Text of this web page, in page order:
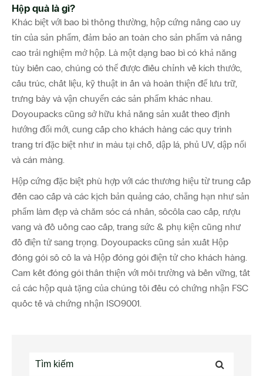
Hộp quà là gì?
Khác biệt với bao bì thông thường, hộp cứng nâng cao uy
tín của sản phẩm, đảm bảo an toàn cho sản phẩm và nâng
cao trải nghiệm mở hộp. Là một dạng bao bì có khả năng
tùy biến cao, chúng có thể được điều chỉnh về kích thước,
cấu trúc, chất liệu, kỹ thuật in ấn và hoàn thiện để lưu trữ,
trưng bày và vận chuyển các sản phẩm khác nhau.
Doyoupacks cũng sở hữu khả năng sản xuất theo định
hướng đổi mới, cung cấp cho khách hàng các quy trình
trang trí đặc biệt như in màu tại chỗ, dập lá, phủ UV, dập nổi
và cán màng.
Hộp cứng đặc biệt phù hợp với các thương hiệu từ trung cấp
đến cao cấp và các kịch bản quảng cáo, chẳng hạn như sản
phẩm làm đẹp và chăm sóc cá nhân, sôcôla cao cấp, rượu
vang và đồ uống cao cấp, trang sức & phụ kiện cũng như
đồ điện tử sang trọng. Doyoupacks cũng sản xuất Hộp
đóng gói sô cô la và Hộp đóng gói điện tử cho khách hàng.
Cam kết đóng gói thân thiện với môi trường và bền vững, tất
cả các hộp quà tặng của chúng tôi đều có chứng nhận FSC
quốc tế và chứng nhận ISO9001.